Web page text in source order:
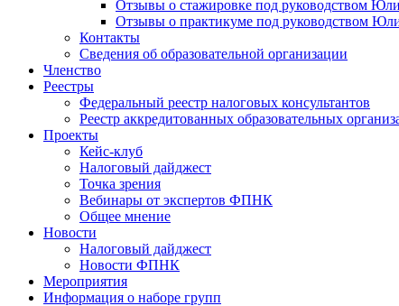
Отзывы о стажировке под руководством
Отзывы о практикуме под руководством
Контакты
Сведения об образовательной организации
Членство
Реестры
Федеральный реестр налоговых консультантов
Реестр аккредитованных образовательных
Проекты
Кейс-клуб
Налоговый дайджест
Точка зрения
Вебинары от экспертов ФПНК
Общее мнение
Новости
Налоговый дайджест
Новости ФПНК
Мероприятия
Информация о наборе групп